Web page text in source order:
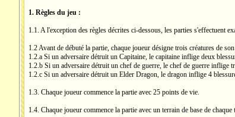
1. Règles du jeu :
1.1. A l'exception des règles décrites ci-dessous, les parties s'effectuent
1.2 Avant de débuté la partie, chaque joueur désigne trois créatures de
1.2.a Si un adversaire détruit un Capitaine, le capitaine inflige deux
1.2.b Si un adversaire détruit un chef de guerre, le chef de guerre inflige
1.2.c Si un adversaire détruit un Elder Dragon, le dragon inflige 4
1.3. Chaque joueur commence la partie avec 25 points de vie.
1.4. Chaque joueur commence la partie avec un terrain de base de